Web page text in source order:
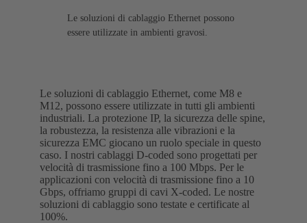
Le soluzioni di cablaggio Ethernet possono
essere utilizzate in ambienti gravosi.
Le soluzioni di cablaggio Ethernet, come M8 e
M12, possono essere utilizzate in tutti gli ambienti
industriali. La protezione IP, la sicurezza delle spine,
la robustezza, la resistenza alle vibrazioni e la
sicurezza EMC giocano un ruolo speciale in questo
caso. I nostri cablaggi D-coded sono progettati per
velocità di trasmissione fino a 100 Mbps. Per le
applicazioni con velocità di trasmissione fino a 10
Gbps, offriamo gruppi di cavi X-coded. Le nostre
soluzioni di cablaggio sono testate e certificate al
100%.